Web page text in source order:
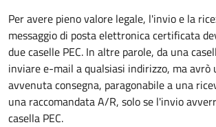
Per avere pieno valore legale, l'invio e la
messaggio di posta elettronica certificata
due caselle PEC. In altre parole, da una
inviare e-mail a qualsiasi indirizzo, ma avrò
avvenuta consegna, paragonabile a una
una raccomandata A/R, solo se l'invio
casella PEC.